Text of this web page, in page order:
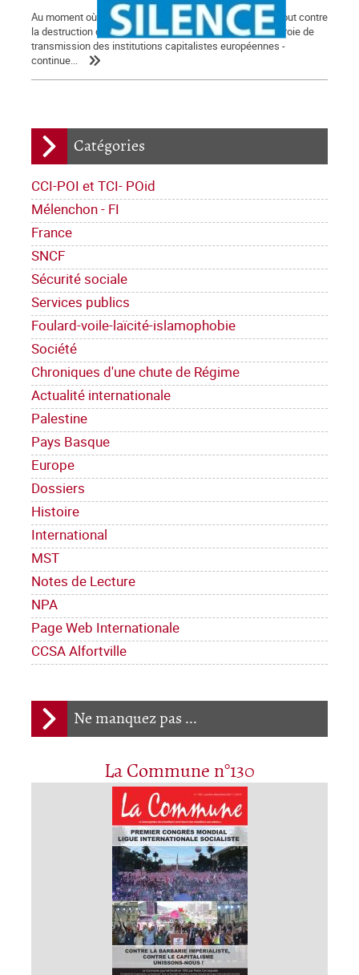
Catégories
CCI-POI et TCI- POid
Mélenchon - FI
France
SNCF
Sécurité sociale
Services publics
Foulard-voile-laïcité-islamophobie
Société
Chroniques d'une chute de Régime
Actualité internationale
Palestine
Pays Basque
Europe
Dossiers
Histoire
International
MST
Notes de Lecture
NPA
Page Web Internationale
CCSA Alfortville
Ne manquez pas ...
La Commune n°130
Au moment où la classe ouvrière française est vent debout contre
la destruction du Code du travail, le gouvernement - courroie de
transmission des institutions capitalistes européennes -
continue...